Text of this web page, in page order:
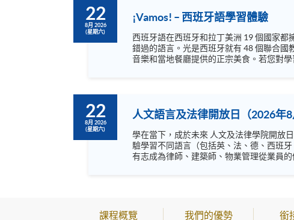
22
8月 2026
(星期六)
¡Vamos! – 西班牙語學習體驗
西班牙語在西班牙和拉丁美洲 19 個國家
錯過的語言。光是西班牙就有 48 個聯合
音樂和當地餐廳提供的正宗美食。若您對
22
8月 2026
(星期六)
人文語言及法律開放日（2026年8
學在當下，成於未來 人文及法律學院開放日主題為「學在當下，成於未來」，內容非常豐富，涵蓋語言，文化藝術及不同專業，絕不容錯過！ 歡迎閣下到來體
驗學習不同語言（包括英、法、德、西班
有志成為律師、建築師、物業管理從業員的你，絕
課程概覽 我們的優勢 銜